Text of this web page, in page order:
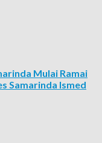
Mulai Ramai
Samarinda Ismed